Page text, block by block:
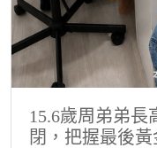
15.6歲周弟弟長
閉，把握最後